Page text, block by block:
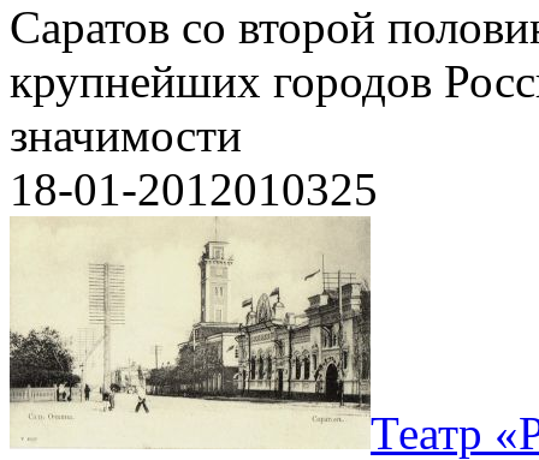
Саратов со второй
крупнейших городов
значимости
18-01-2012010325
Театр